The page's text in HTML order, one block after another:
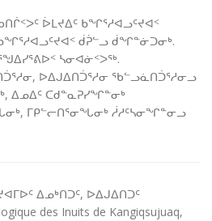
ᐆᒪᔪᐃᑦ ᑲᖏᕐᓱᐊᓗᑦᔪᐊᑉ
ᑰᕉᓪᓗ ᑰᖏᓐᓃᑐᓂᒃ.
ᓴᓂᐊᓃᑉᐳᖅ.
ᐅᐃᒍᐃᑎᑑᕐᓱᓂ ᖃᓪᓗᓈᑎᑑᕐᓱᓂᓗ
ᐃᓄᐃᑦ ᑕᑯᓐᓇᕈᓯᖏᓐᓂᒃ
ᒥᑭᓪᓕᑎᕐᓂᖓᓂᒃ ᓲᓱᑦᓴᓂᖏᓐᓂᓗ
ᐃᓄᒃᑎᑐᑦ, ᐅᐃᒍᐃᑎᑐᑦ
des Inuits de Kangiqsujuaq,